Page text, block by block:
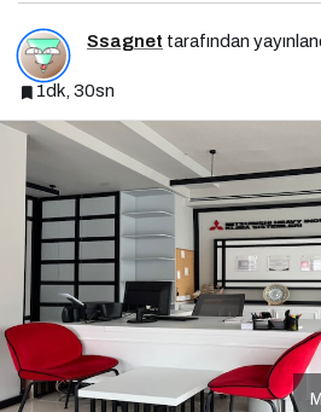
Ssagnet tarafından
1dk, 30sn